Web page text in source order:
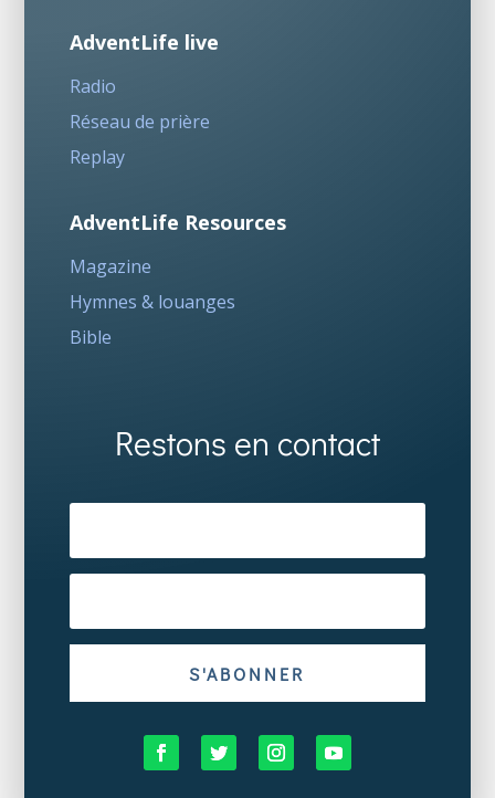
AdventLife live
Radio
Réseau de prière
Replay
AdventLife Resources
Magazine
Hymnes & louanges
Bible
Restons en contact
S'ABONNER